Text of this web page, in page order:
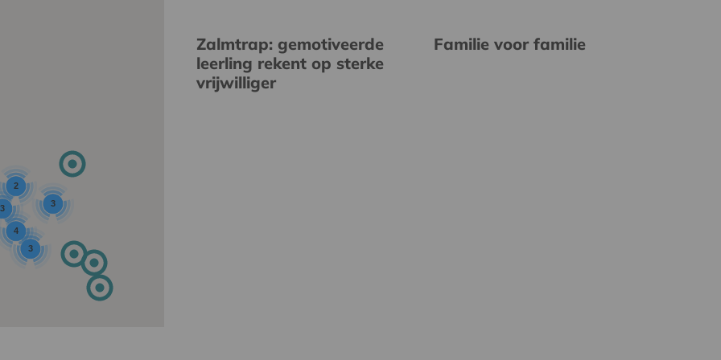
3
3
3
4
2
Zalmtrap: gemotiveerde
leerling rekent op sterke
vrijwilliger
Familie voor familie